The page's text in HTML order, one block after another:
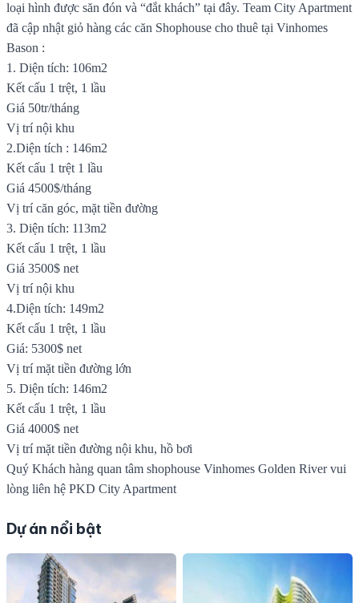
loại hình được săn đón và “đắt khách” tại đây. Team City Apartment
đã cập nhật giỏ hàng các căn Shophouse cho thuê tại Vinhomes
Bason :
1. Diện tích: 106m2
Kết cấu 1 trệt, 1 lầu
Giá 50tr/tháng
Vị trí nội khu
2.Diện tích : 146m2
Kết cấu 1 trệt 1 lầu
Giá 4500$/tháng
Vị trí căn góc, mặt tiền đường
3. Diện tích: 113m2
Kết cấu 1 trệt, 1 lầu
Giá 3500$ net
Vị trí nội khu
4.Diện tích: 149m2
Kết cấu 1 trệt, 1 lầu
Giá: 5300$ net
Vị trí mặt tiền đường lớn
5. Diện tích: 146m2
Kết cấu 1 trệt, 1 lầu
Giá 4000$ net
Vị trí mặt tiền đường nội khu, hồ bơi
Quý Khách hàng quan tâm shophouse Vinhomes Golden River vui
lòng liên hệ PKD City Apartment
Dự án nổi bật